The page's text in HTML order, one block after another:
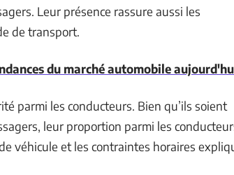
Leur présence rassure aussi les
de transport.
du marché automobile
parmi les conducteurs. Bien qu’ils soient
leur proportion parmi les
véhicule et les contraintes horaires